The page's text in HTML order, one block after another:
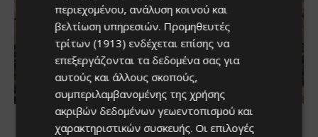
περιεχομένου, ανάλυση κοινού και
βελτίωση υπηρεσιών. Προμηθευτές
τρίτων (1913) ενδέχεται επίσης να
επεξεργάζονται τα δεδομένα σας για
αυτούς και άλλους σκοπούς,
συμπεριλαμβανομένης της χρήσης
ακριβών δεδομένων γεωεντοπισμού και
χαρακτηριστικών συσκευής. Οι επιλογές